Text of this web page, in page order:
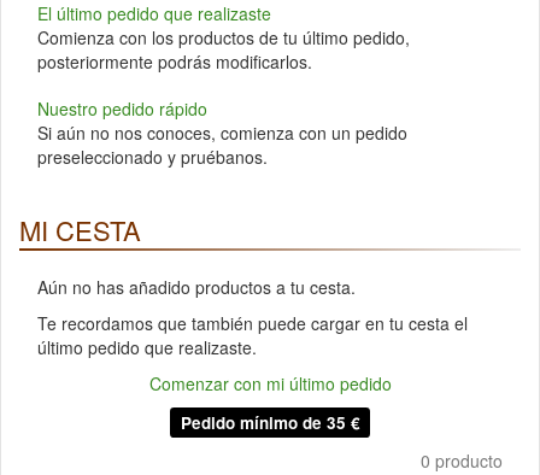
El último pedido que realizaste
Comienza con los productos de tu último pedido,
posteriormente podrás modificarlos.
Nuestro pedido rápido
Si aún no nos conoces, comienza con un pedido
preseleccionado y pruébanos.
MI CESTA
Aún no has añadido productos a tu cesta.
Te recordamos que también puede cargar en tu cesta el
último pedido que realizaste.
Comenzar con mi último pedido
Pedido mínimo de 35 €
0 producto